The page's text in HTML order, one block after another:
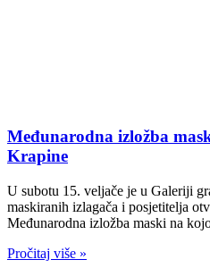
Međunarodna izložba
Krapine
U subotu 15. veljače je u Galeriji
maskiranih izlagača i posjetitelja
Međunarodna izložba maski na
Pročitaj više »